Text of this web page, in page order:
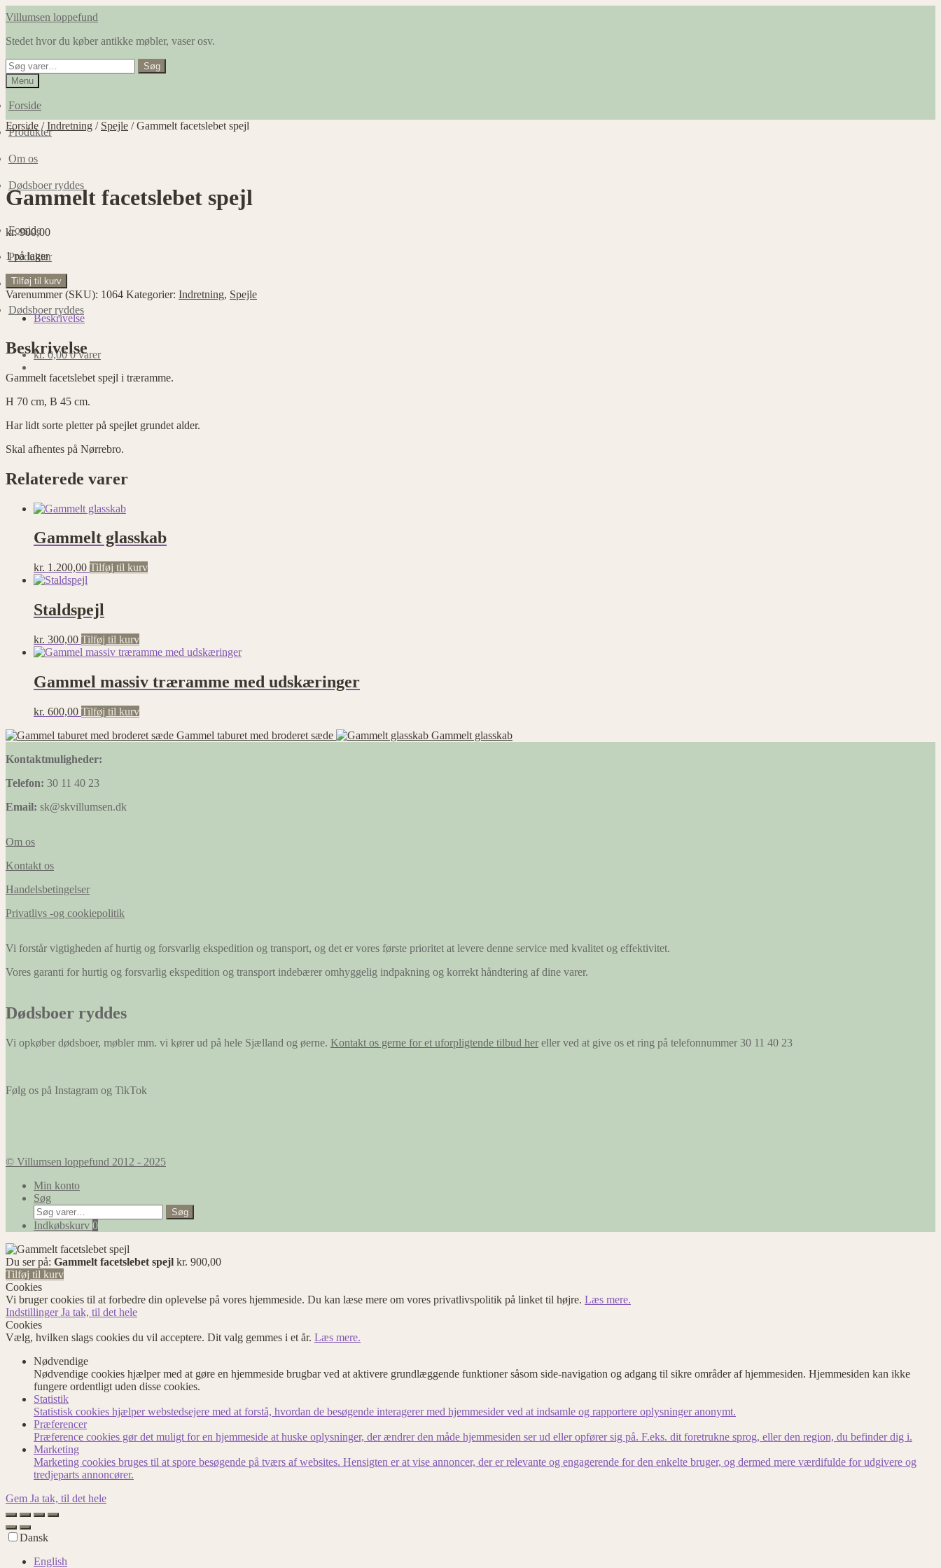
Spring
navigation
Spring
indhold
Villumsen loppefund
Stedet hvor du køber antikke møbler, vaser osv.
Søg
efter:
Søg
Menu
Forside
Produkter
Om os
Dødsboer ryddes
Forside
Produkter
Om os
Dødsboer ryddes
kr.0,00 0 varer
Forside /Indretning / Spejle /Gammelt facetslebet spejl
Gammelt facetslebet spejl
kr.900,00
1 på lager
Gammelt
facetslebet
spejl
antal
Tilføj til kurv
Varenummer (SKU): 1064 Kategorier: Indretning, Spejle
Beskrivelse
Beskrivelse
Gammelt facetslebet spejl i træramme.
H 70 cm, B 45 cm.
Har lidt sorte pletter på spejlet grundet alder.
Skal afhentes på Nørrebro.
Relaterede varer
Gammelt glasskab
kr. 1.200,00 Tilføj til kurv
Staldspejl
kr. 300,00 Tilføj til kurv
Gammel massiv træramme med udskæringer
kr. 600,00 Tilføj til kurv
Gammel taburet med broderet sæde
Gammelt glasskab
Kontaktmuligheder:
Telefon: 30 11 40 23
Email: sk@skvillumsen.dk
Om os
Kontakt os
Handelsbetingelser
Privatlivs -og cookiepolitik
Vi forstår vigtigheden af hurtig og forsvarlig ekspedition og transport, og det er vores første prioritet at levere denne service med kvalitet og effektivitet.
Vores garanti for hurtig og forsvarlig ekspedition og transport indebærer omhyggelig indpakning og korrekt håndtering af dine varer.
Dødsboer ryddes
Vi opkøber dødsboer, møbler mm. vi kører ud på hele Sjælland og øerne. Kontakt os gerne for et uforpligtende tilbud her eller ved at give os et ring på telefonnummer 30 11 40 23
Følg os på Instagram og TikTok
© Villumsen loppefund 2012 - 2025
Min konto
Søg
Søg
efter:
Søg
Indkøbskurv 0
Du ser på: Gammelt facetslebet spejl kr. 900,00
Tilføj til kurv
Cookies
Vi bruger cookies til at forbedre din oplevelse på vores hjemmeside. Du kan læse mere om vores privatlivspolitik på linket til højre. Læs mere.
IndstillingerJa tak, til det hele
Cookies
Vælg, hvilken slags cookies du vil acceptere. Dit valg gemmes i et år. Læs mere.
Nødvendige
Nødvendige cookies hjælper med at gøre en hjemmeside brugbar ved at aktivere grundlæggende funktioner såsom side-navigation og adgang til sikre områder af hjemmesiden. Hjemmesiden kan ikke
fungere ordentligt uden disse cookies.
Statistik
Statistisk cookies hjælper webstedsejere med at forstå, hvordan de besøgende interagerer med hjemmesider ved at indsamle og rapportere oplysninger anonymt.
Præferencer
Præference cookies gør det muligt for en hjemmeside at huske oplysninger, der ændrer den måde hjemmesiden ser ud eller opfører sig på. F.eks. dit foretrukne sprog, eller den region, du befinder dig i.
Marketing
Marketing cookies bruges til at spore besøgende på tværs af websites. Hensigten er at vise annoncer, der er relevante og engagerende for den enkelte bruger, og dermed mere værdifulde for udgivere og
tredjeparts annoncører.
Gem Ja tak, til det hele
Dansk
English